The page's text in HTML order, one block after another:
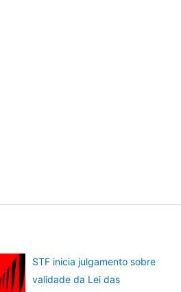
STF inicia julgamento sobre
validade da Lei das